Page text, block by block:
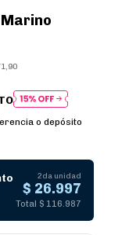
o depósito
2da unidad
$ 26.997
Total $ 116.987